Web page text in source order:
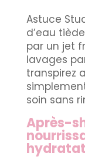
Astuce
d’eau
par un jet
lavages
transpirez
soin sans
Après-